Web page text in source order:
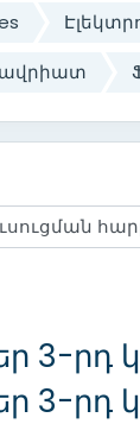
3-րդ
3-րդ